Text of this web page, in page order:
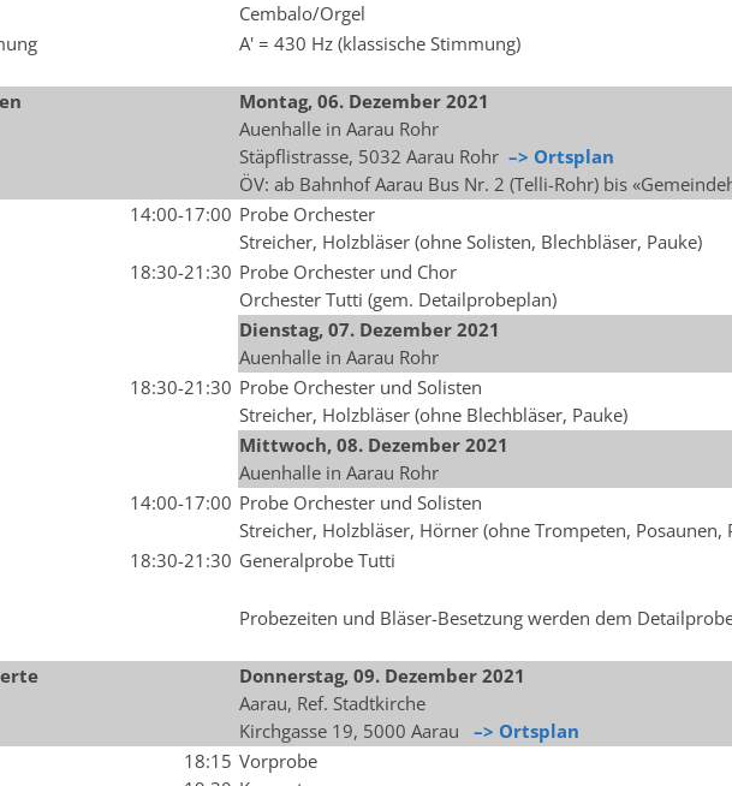
Cembalo/Orgel
A' = 430 Hz (klassische Stimmung)
Montag, 06. Dezember 2021
Auenhalle in Aarau Rohr
Stäpflistrasse, 5032 Aarau Rohr –> Ortsplan
ÖV: ab Bahnhof Aarau Bus Nr. 2 (Telli-Rohr) bis
14:00-17:00 Probe Orchester
Streicher, Holzbläser (ohne Solisten, Blechbläser, Pauke)
18:30-21:30 Probe Orchester und Chor
Orchester Tutti (gem. Detailprobeplan)
Dienstag, 07. Dezember2021
Auenhalle in Aarau Rohr
18:30-21:30 Probe Orchester und Solisten
Streicher, Holzbläser (ohne Blechbläser, Pauke)
Mittwoch, 08. Dezember2021
Auenhalle in Aarau Rohr
14:00-17:00 Probe Orchester und Solisten
Streicher, Holzbläser, Hörner (ohne Trompeten, Posaunen,
18:30-21:30 Generalprobe Tutti
Probezeiten und Bläser-Besetzung werden dem
Donnerstag, 09. Dezember2021
Aarau, Ref. Stadtkirche
Kirchgasse 19, 5000 Aarau –> Ortsplan
18:15 Vorprobe